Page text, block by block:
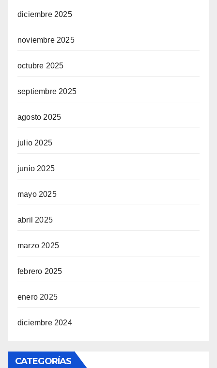
diciembre 2025
noviembre 2025
octubre 2025
septiembre 2025
agosto 2025
julio 2025
junio 2025
mayo 2025
abril 2025
marzo 2025
febrero 2025
enero 2025
diciembre 2024
CATEGORÍAS